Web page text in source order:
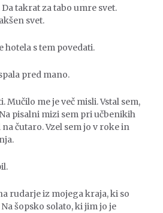
takrat za tabo umre svet.
svet.
hotela s tem povedati.
pred mano.
Mučilo me je več misli. Vstal sem,
pisalni mizi sem pri učbenikih
čutaro. Vzel sem jo v roke in
rudarje iz mojega kraja, ki so
šopsko solato, ki jim jo je